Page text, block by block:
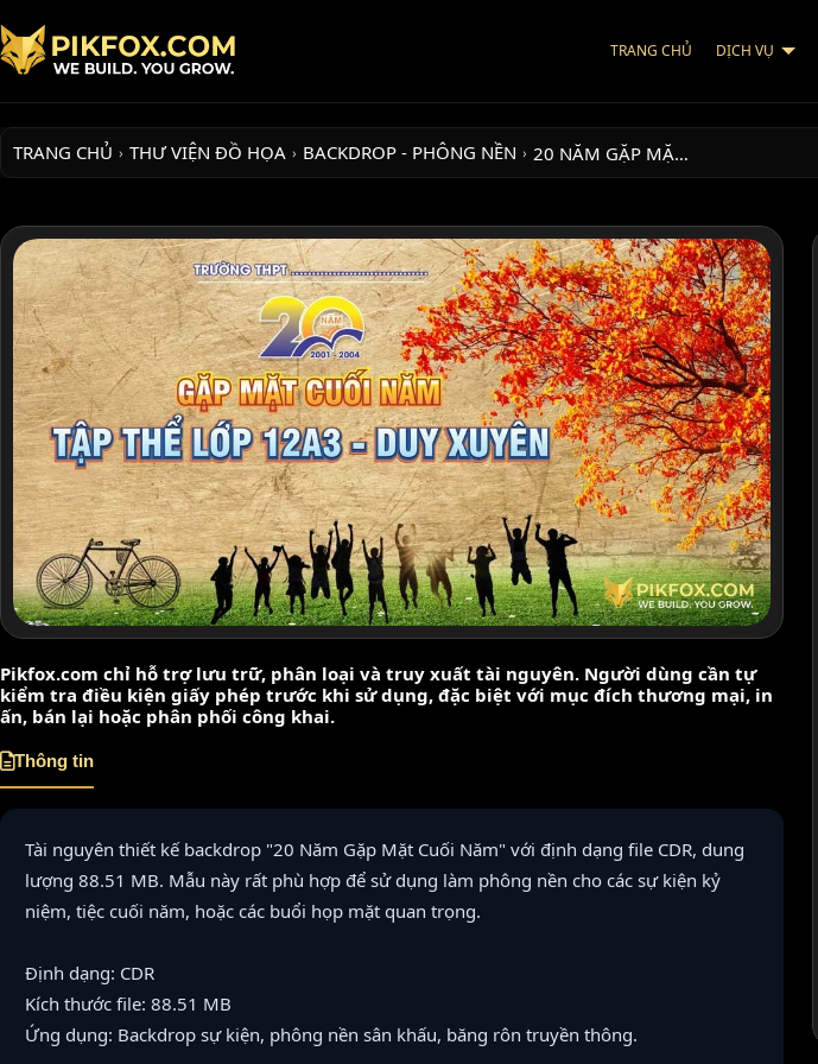
TRANG CHỦ DỊCH VỤ
TRANG CHỦ › THƯ VIỆN ĐỒ HỌA › BACKDROP - PHÔNG NỀN › 20 NĂM GẶP MẶ…
Pikfox.com chỉ hỗ trợ lưu trữ, phân loại và truy xuất tài nguyên. Người dùng cần tự
kiểm tra điều kiện giấy phép trước khi sử dụng, đặc biệt với mục đích thương mại, in
ấn, bán lại hoặc phân phối công khai.
Thông tin
Tài nguyên thiết kế backdrop "20 Năm Gặp Mặt Cuối Năm" với định dạng file CDR, dung
lượng 88.51 MB. Mẫu này rất phù hợp để sử dụng làm phông nền cho các sự kiện kỷ
niệm, tiệc cuối năm, hoặc các buổi họp mặt quan trọng.
Định dạng: CDR
Kích thước file: 88.51 MB
Ứng dụng: Backdrop sự kiện, phông nền sân khấu, băng rôn truyền thông.